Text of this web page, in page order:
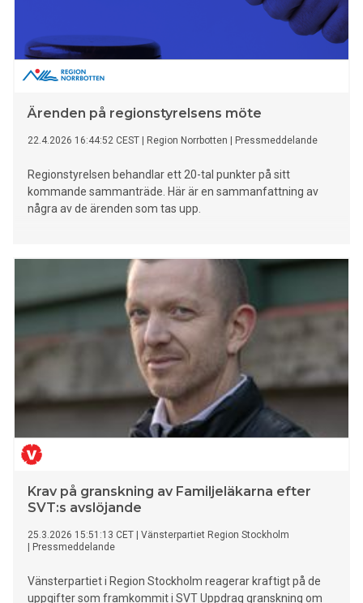
Ärenden på regionstyrelsens möte
22.4.2026 16:44:52 CEST Region Norrbotten Pressmeddelande
Regionstyrelsen behandlar ett 20-tal punkter på sitt
kommande sammanträde. Här är en sammanfattning av
några av de ärenden som tas upp.
Krav på granskning av Familjeläkarna efter
SVT:s avslöjande
25.3.2026 15:51:13 CET
Vänsterpartiet Region Stockholm
Pressmeddelande
Vänsterpartiet i Region Stockholm reagerar kraftigt på de
uppgifter som framkommit i SVT Uppdrag granskning om